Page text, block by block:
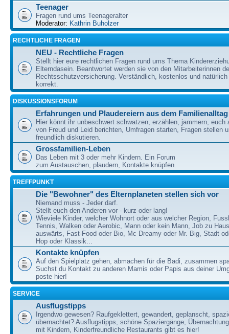
Teenager
Fragen rund ums Teenageralter
Moderator: Kathrin Buholzer
RECHTLICHE FRAGEN
NEU - Rechtliche Fragen
Stellt hier eure rechtlichen Fragen rund ums Thema
Elterndasein. Beantwortet werden sie von den Mitarbeiterinnen
Rechtsschutzversicherung. Verständlich, kostenlos und
korrekt.
DISKUSSIONSFORUM
Erfahrungen und Plaudereiern aus dem Familienalltag
Hier könnt ihr unbeschwert schwatzen, erzählen, jammern, euch
von Freud und Leid berichten, Umfragen starten, Fragen stellen
freundlich diskutieren.
Grossfamilien-Leben
Das Leben mit 3 oder mehr Kindern. Ein Forum
zum Austauschen, plaudern, Kontakte knüpfen.
TREFFPUNKT
Die "Bewohner" des Elternplaneten stellen sich vor
Niemand muss - Jeder darf.
Stellt euch den Anderen vor - kurz oder lang!
Wieviele Kinder, welcher Wohnort oder aus welcher Region,
Tennis, Walken oder Aerobic, Mann oder kein Mann, Job zu
auswärts, Fast-Food oder Bio, Mc Dreamy oder Mr. Big, Stadt
Hop oder Klassik...
Kontakte knüpfen
Auf den Spielplatz gehen, abmachen für die Badi, zusammen
Suchst du Kontakt zu anderen Mamis oder Papis aus deiner
poste hier!
SERVICE
Ausflugstipps
Irgendwo gewesen? Raufgeklettert, gewandert, geplanscht,
übernachtet? Ausflugstipps, schöne Spaziergänge,
mit Kindern, Kinderfreundliche Restaurants gibt es hier!